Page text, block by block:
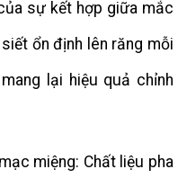
sự kết hợp giữa mắc
ổn định lên răng mỗi
mang lại hiệu quả chỉnh
miệng: Chất liệu pha